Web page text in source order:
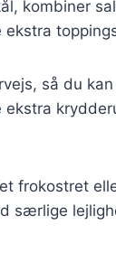
kombiner
så du
frokostret
særlige